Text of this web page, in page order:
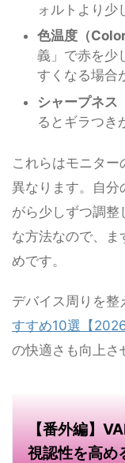
ォルトより少
色温度（
義」で赤を少
すくなる場合
シャープネス
るとギラつき
これらはモニタ
異なります。自分
がら少しずつ調整
な方法なので、ま
めです。
デバイス周りを整
すすめ10選【
の快適さも向上さ
【番外編】
視認性を高め